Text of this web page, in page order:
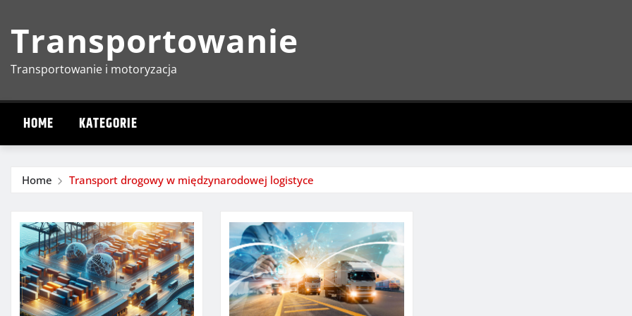
content
Transportowanie
Transportowanie i motoryzacja
HOME KATEGORIE
Home Transport drogowy w międzynarodowej logistyce